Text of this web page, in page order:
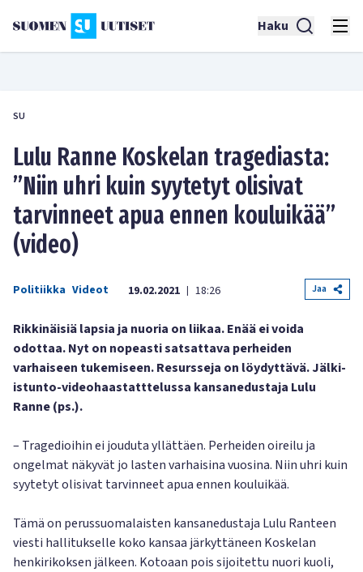
Haku
SU
Lulu Ranne Koskelan tragediasta:
”Niin uhri kuin syytetyt olisivat
tarvinneet apua ennen kouluikää”
(video)
Politiikka Videot 19.02.2021 | 18:26 Jaa
Rikkinäisiä lapsia ja nuoria on liikaa. Enää ei voida
odottaa. Nyt on nopeasti satsattava perheiden
varhaiseen tukemiseen. Resursseja on löydyttävä. Jälki-
istunto-videohaastatttelussa kansanedustaja Lulu
Ranne (ps.).
– Tragedioihin ei jouduta yllättäen. Perheiden oireilu ja
ongelmat näkyvät jo lasten varhaisina vuosina. Niin uhri kuin
syytetyt olisivat tarvinneet apua ennen kouluikää.
Tämä on perussuomalaisten kansanedustaja Lulu Ranteen
viesti hallitukselle koko kansaa järkyttäneen Koskelan
henkirikoksen jälkeen. Kotoaan pois sijoitettu nuori kuoli,